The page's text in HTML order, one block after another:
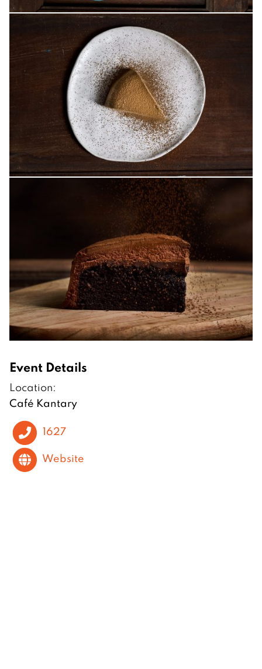
Event Details
Location:
Café Kantary
1627
Website